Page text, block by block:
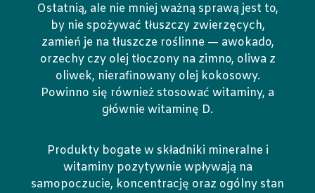
Ostatnią, ale nie mniej ważną sprawą jest to,
by nie spożywać tłuszczy zwierzęcych,
zamień je na tłuszcze roślinne — awokado,
orzechy czy olej tłoczony na zimno, oliwa z
oliwek, nierafinowany olej kokosowy.
Powinno się również stosować witaminy, a
głównie witaminę D.
Produkty bogate w składniki mineralne i
witaminy pozytywnie wpływają na
samopoczucie, koncentrację oraz ogólny stan